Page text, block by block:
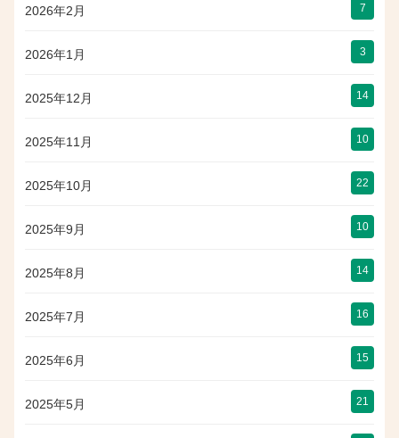
2026年2月 7
2026年1月 3
2025年12月 14
2025年11月 10
2025年10月 22
2025年9月 10
2025年8月 14
2025年7月 16
2025年6月 15
2025年5月 21